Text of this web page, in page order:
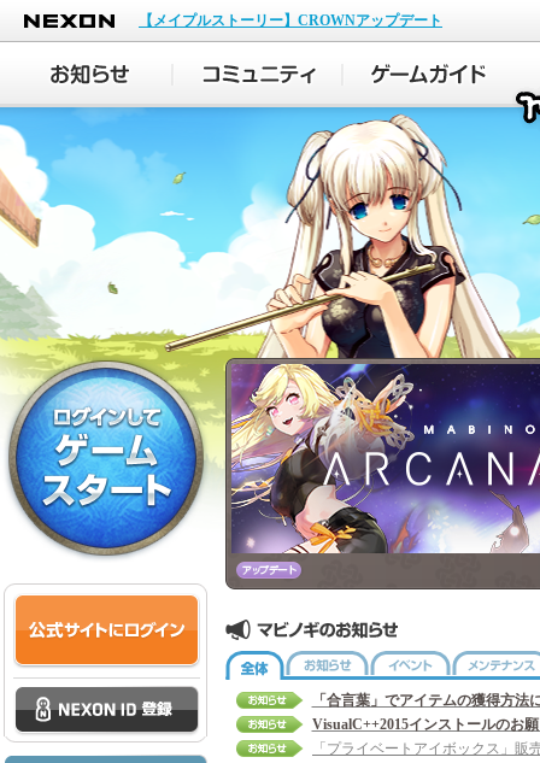
NEXON
【メイプルストーリー】CROWNアップデート
全体 お知らせ イベント
「合言葉」でアイテムの獲得方法
VisualC++2015インストールのお